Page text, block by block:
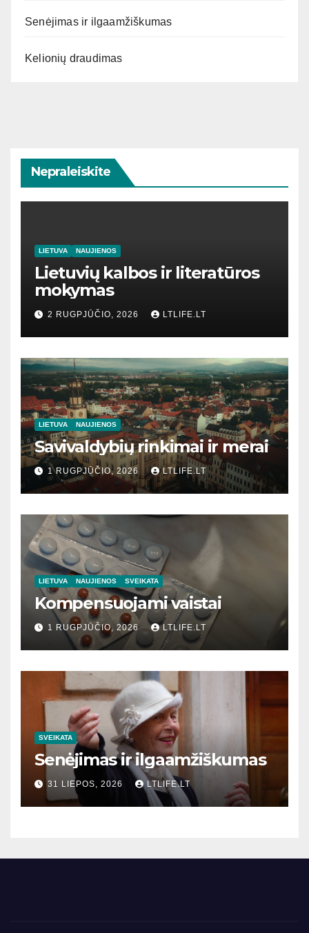
Senėjimas ir ilgaamžiškumas
Kelionių draudimas
Nepraleiskite
LIETUVA NAUJIENOS
Lietuvių kalbos ir literatūros
mokymas
2 RUGPJŪČIO, 2026 LTLIFE.LT
LIETUVA NAUJIENOS
Savivaldybių rinkimai ir merai
1 RUGPJŪČIO, 2026 LTLIFE.LT
LIETUVA NAUJIENOS SVEIKATA
Kompensuojami vaistai
1 RUGPJŪČIO, 2026 LTLIFE.LT
SVEIKATA
Senėjimas ir ilgaamžiškumas
31 LIEPOS, 2026 LTLIFE.LT